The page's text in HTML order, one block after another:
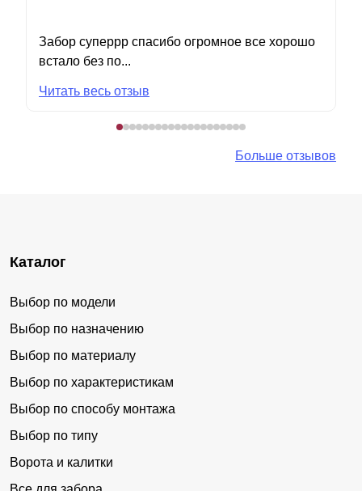
Забор суперрр спасибо огромное все хорошо
встало без по...
Читать весь отзыв
Больше отзывов
Каталог
Выбор по модели
Выбор по назначению
Выбор по материалу
Выбор по характеристикам
Выбор по способу монтажа
Выбор по типу
Ворота и калитки